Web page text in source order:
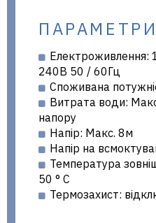
Електроживлення:
240В 50 / 60Гц
Споживана
Витрата води:
напору
Напір: Макс. 8м
Напір на
Температура
50 ° C
Термозахист: